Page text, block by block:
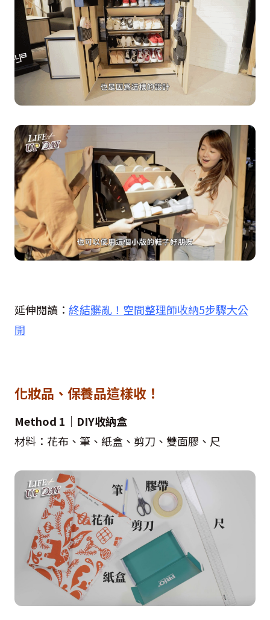
延伸閱讀： 終結髒亂！空間整理師收納5步驟大公
開
化妝品、保養品這樣收！
Method 1｜DIY收納盒
材料：花布、筆、紙盒、剪刀、雙面膠、尺